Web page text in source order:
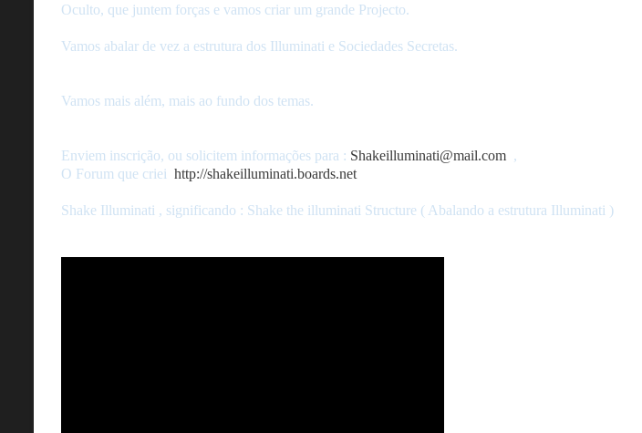
Oculto, que juntem forças e vamos criar um grande Projecto.
Vamos abalar de vez a estrutura dos Illuminati e Sociedades Secretas.
Vamos mais além, mais ao fundo dos temas.
Enviem inscrição, ou solicitem informações para : Shakeilluminati@mail.com ,
O Forum que criei http://shakeilluminati.boards.net
Shake Illuminati , significando : Shake the illuminati Structure ( Abalando a estrutura Illuminati )